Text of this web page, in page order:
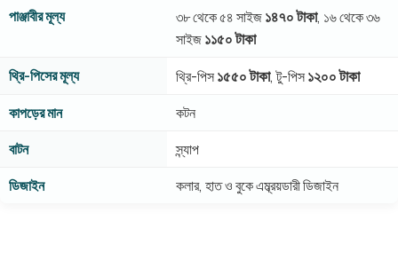
পাঞ্জাবীর মূল্য
৩৮ থেকে ৫৪ সাইজ১৪৭০ টাকা, ১৬ থেকে ৩৬
সাইজ১১৫০ টাকা
থ্রি-পিসের মূল্য থ্রি-পিস১৫৫০ টাকা, টু-পিস১২০০ টাকা
কাপড়ের মান
কটন
বাটন
স্ন্যাপ
ডিজাইন
কলার, হাত ও বুকে এম্ব্রয়ডারী ডিজাইন